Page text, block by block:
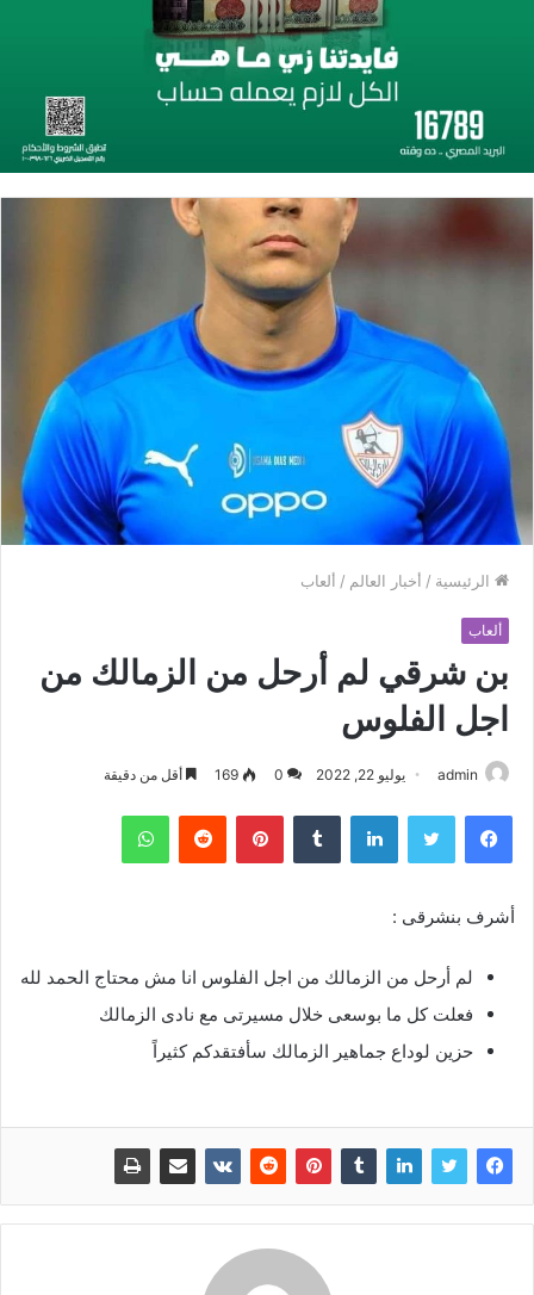
الرئيسية / أخبار العالم / ألعاب
ألعاب
بن شرقي لم أرحل من الزمالك من
اجل الفلوس
admin يوليو 22, 2022 0
169 أقل من دقيقة
فيسبوك تويتر لينكدإن بينتيريست واتساب
أشرف بنشرقى :
لم أرحل من الزمالك من اجل الفلوس انا مش محتاج الحمد لله
فعلت كل ما بوسعى خلال مسيرتى مع نادى الزمالك
حزين لوداع جماهير الزمالك سأفتقدكم كثيراً